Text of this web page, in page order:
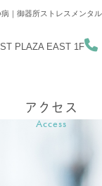
病｜御器所ストレスメンタ
PLAZA EAST 1F
アクセス
Access